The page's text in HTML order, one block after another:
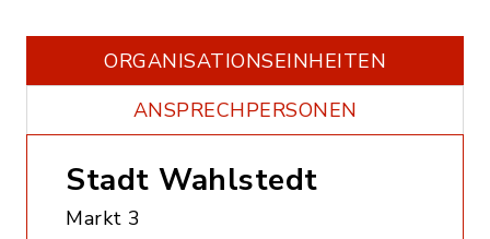
ORGANISATIONS­EINHEITEN
ANSPRECHPERSONEN
Stadt Wahlstedt
Markt 3